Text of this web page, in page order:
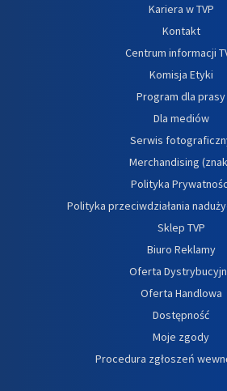
Kariera w TVP
Kontakt
Centrum informacji
Komisja Etyki
Program dla prasy
Dla mediów
Serwis
Merchandising
Polityka
Polityka przeciwdziałania
Sklep TVP
Biuro Reklamy
Oferta
Oferta Handlowa
Dostępność
Moje zgody
Procedura zgłoszeń